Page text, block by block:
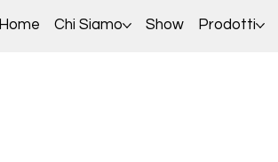
Home Chi Siamo Show Prodotti